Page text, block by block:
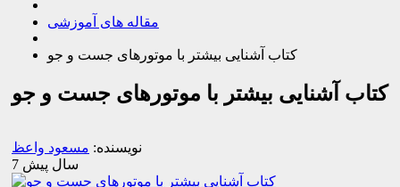
مقاله های آموزشی
کتاب آشنایی بیشتر با موتورهای جست و جو
کتاب آشنایی بیشتر با موتورهای جست و جو
نویسنده: مسعود واعظ
7 سال پیش